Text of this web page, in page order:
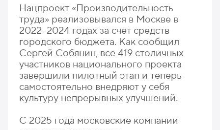
Нацпроект «Производительность
труда» реализовывался в Москве в
2022–2024 годах за счет средств
городского бюджета. Как сообщил
Сергей Собянин, все 419 столичных
участников национального проекта
завершили пилотный этап и теперь
самостоятельно внедряют у себя
культуру непрерывных улучшений.
С 2025 года московские компании